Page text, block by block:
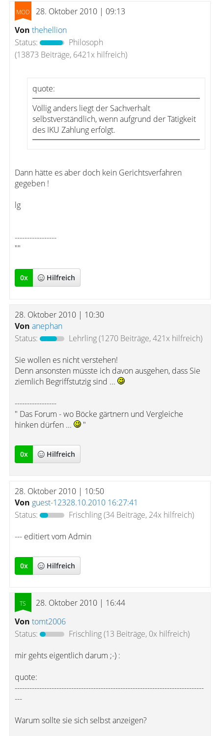
28. Oktober 2010 | 09:13
Von thehellion
Status:
Philosoph
(13873 Beiträge, 6421x hilfreich)
quote:
Völlig anders liegt der Sachverhalt
selbstverständlich, wenn aufgrund der Tätigkeit
des IKU Zahlung erfolgt.
Dann hätte es aber doch kein Gerichtsverfahren
gegeben !
lg
-----------------
""
0x Hilfreich
28. Oktober 2010 | 10:30
Von anephan
Status:
Lehrling(1270 Beiträge, 421x hilfreich)
Sie wollen es nicht verstehen!
Denn ansonsten müsste ich davon ausgehen, dass Sie
ziemlich Begriffstutzig sind ...
-----------------
" Das Forum - wo Böcke gärtnern und Vergleiche
hinken dürfen ...
"
0x Hilfreich
28. Oktober 2010 | 10:50
Von guest-12328.10.2010 16:27:41
Status:
Frischling(34 Beiträge, 24x hilfreich)
--- editiert vom Admin
0x Hilfreich
28. Oktober 2010 | 16:44
Von tomt2006
Status:
Frischling(13 Beiträge, 0x hilfreich)
mir gehts eigentlich darum ;-) :
quote:
-----------------------------------------------------------------------------
---
Warum sollte sie sich selbst anzeigen?